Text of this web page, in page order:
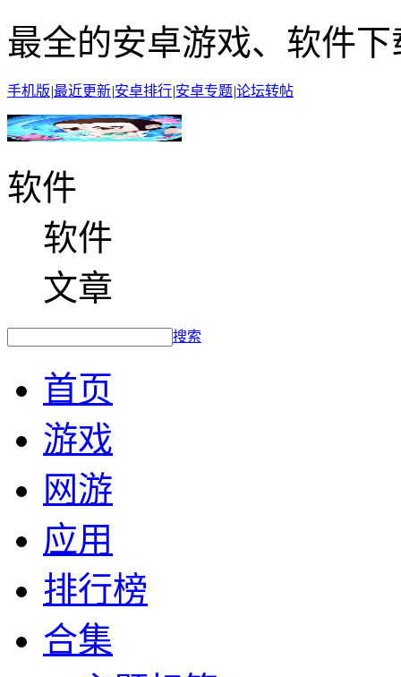
最全的安卓游戏、软件下
手机版|最近更新|安卓排行|安卓专题|论坛转帖
软件
软件
文章
搜索
首页
游戏
网游
应用
排行榜
合集